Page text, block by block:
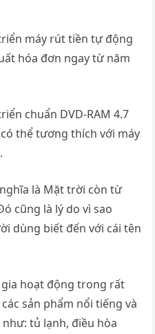
máy rút tiền tự động
hóa đơn ngay từ năm
chuẩn DVD-RAM 4.7
thể tương thích với máy
là Mặt trời còn từ
cũng là lý do vì sao
dùng biết đến với cái tên
hoạt động trong rất
sản phẩm nổi tiếng và
tủ lạnh, điều hòa